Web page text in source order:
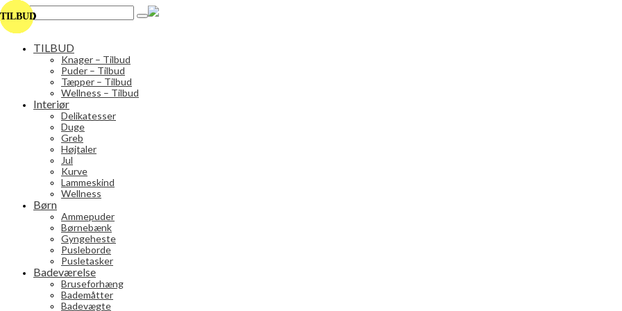
Search
for:
TILBUD
Knager – Tilbud
Puder – Tilbud
Tæpper – Tilbud
Wellness – Tilbud
Interiør
Delikatesser
Duge
Greb
Højtaler
Jul
Kurve
Lammeskind
Wellness
Børn
Ammepuder
Børnebænk
Gyngeheste
Pusleborde
Pusletasker
Badeværelse
Bruseforhæng
Bademåtter
Badevægte
TILBUD
TILBUD
TILBUD
TILBUD
TILBUD
TILBUD
TILBUD